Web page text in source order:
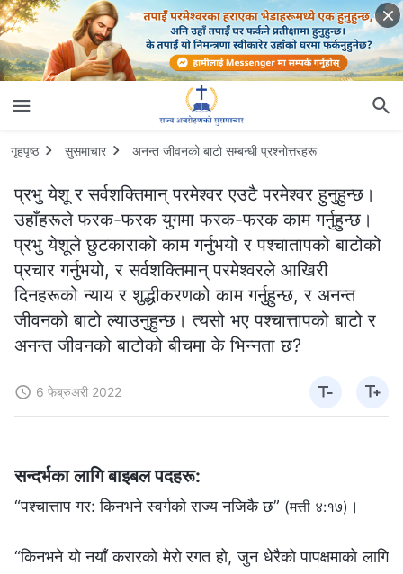
गृहपृष्ठ सुसमाचार अनन्त जीवनको बाटो सम्‍बन्धी प्रश्‍नोत्तरहरू
प्रभु येशू र सर्वशक्तिमान् परमेश्‍वर एउटै परमेश्‍वर हुनुहुन्छ।
उहाँहरूले फरक-फरक युगमा फरक-फरक काम गर्नुहुन्छ।
प्रभु येशूले छुटकाराको काम गर्नुभयो र पश्चातापको बाटोको
प्रचार गर्नुभयो, र सर्वशक्तिमान् परमेश्‍वरले आखिरी
दिनहरूको न्याय र शुद्धीकरणको काम गर्नुहुन्छ, र अनन्त
जीवनको बाटो ल्याउनुहुन्छ। त्यसो भए पश्चात्तापको बाटो र
अनन्त जीवनको बाटोको बीचमा के भिन्नता छ?
6 फेब्रुअरी 2022
सन्दर्भका लागि बाइबल पदहरू:
“पश्‍चात्ताप गर: किनभने स्वर्गको राज्य नजिकै छ” (मत्ती ४:१७) ।
“किनभने यो नयाँ करारको मेरो रगत हो, जुन धेरैको पापक्षमाको लागि